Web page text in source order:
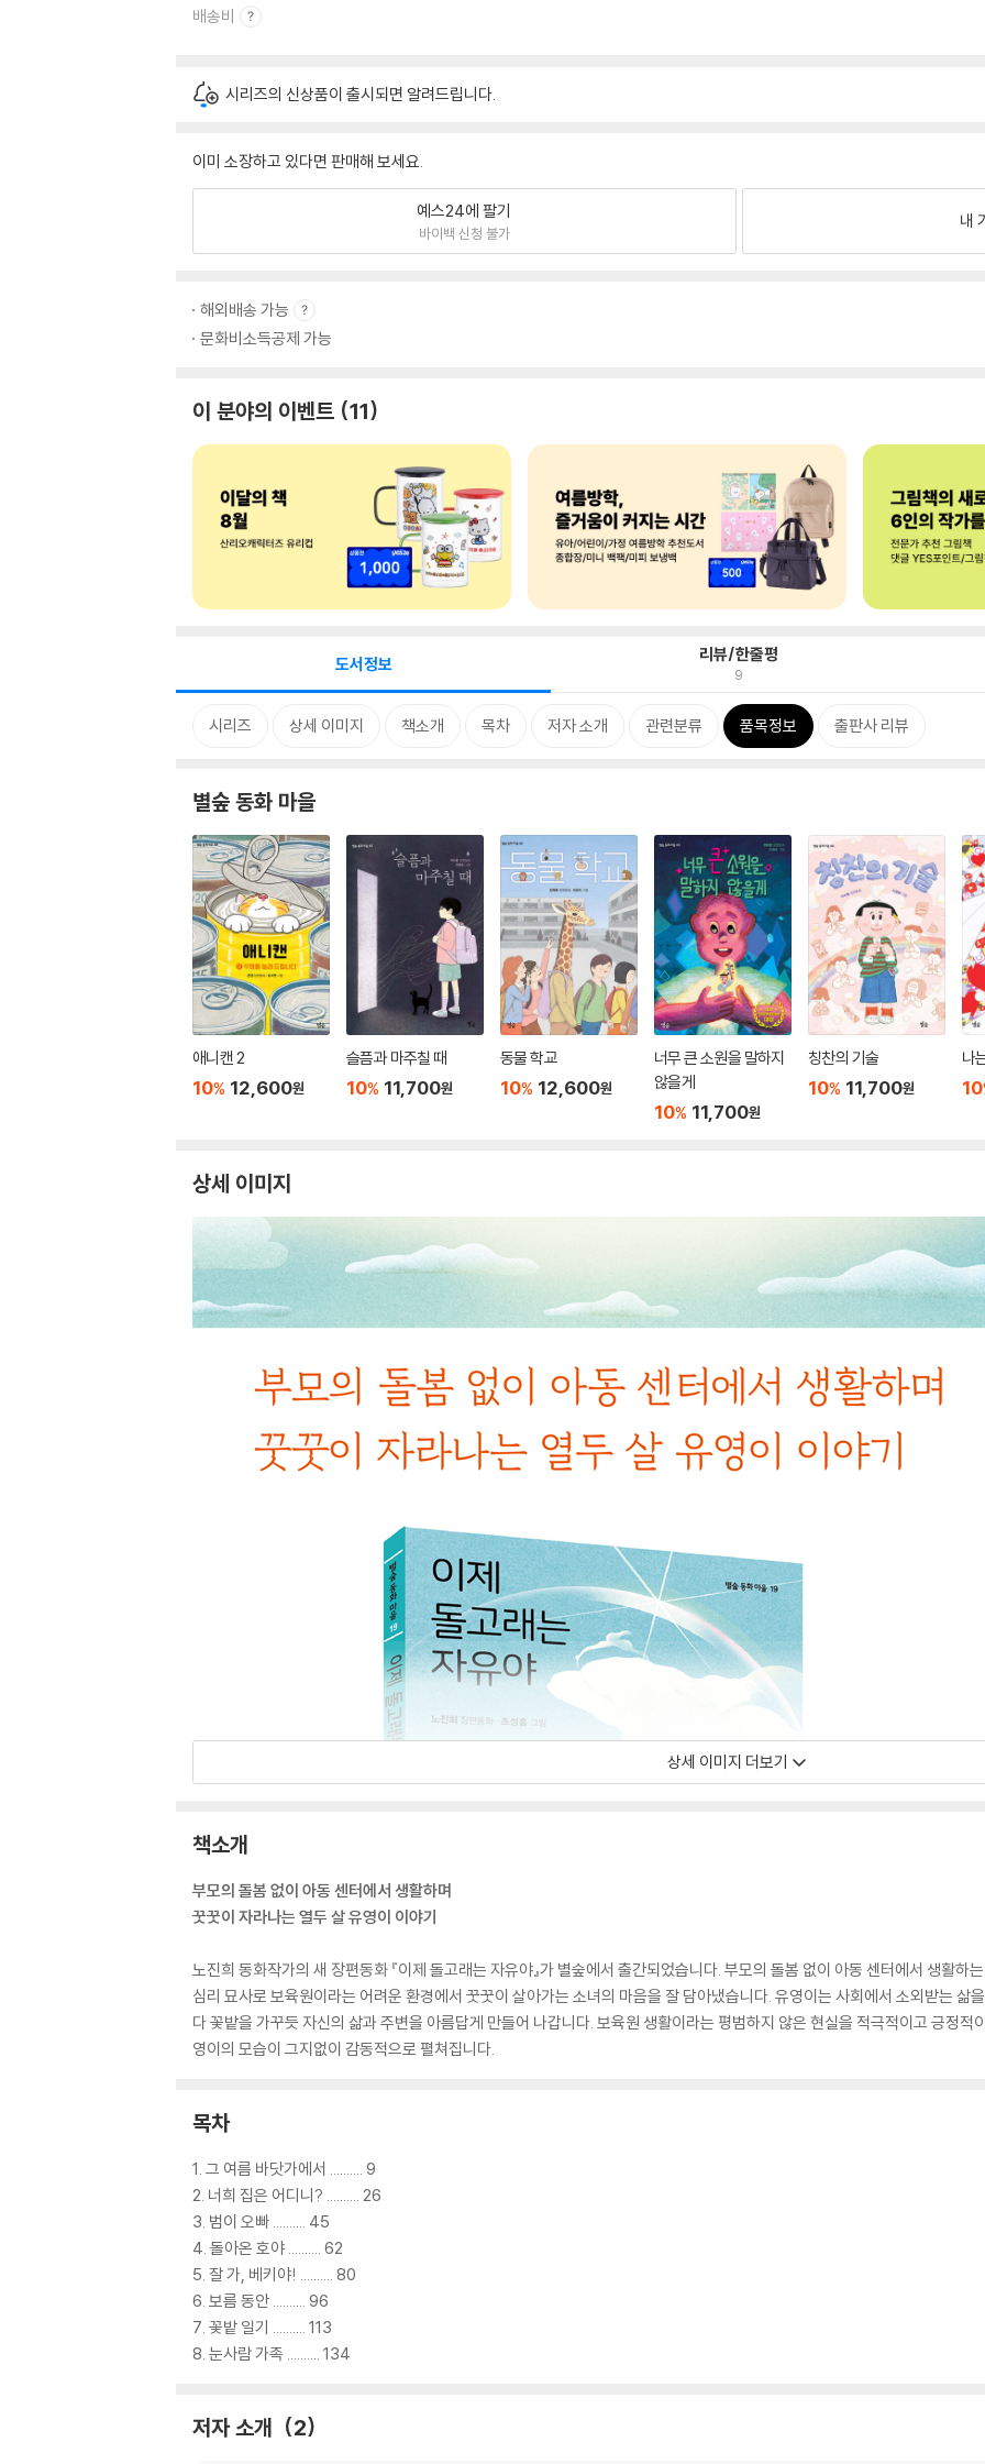
배송비
시리즈의 신상품이 출시되면 알려드립니다.
이미 소장하고 있다면 판매해 보세요.
예스24에 팔기
바이백 신청 불가
내
해외배송 가능
문화비소득공제 가능
이 분야의 이벤트 11
도서정보 리뷰/한줄평
9
시리즈 상세 이미지 책소개 목차 저자 소개 관련분류 품목정보 출판사 리뷰
별숲 동화 마을
애니캔 2
10% 12,600원
슬픔과 마주칠 때
10% 11,700원
동물 학교
10% 12,600원
너무 큰 소원을 말하지
않을게
10% 11,700원
칭찬의 기술
10% 11,700원
나
10
상세 이미지
상세 이미지 더보기
책소개
부모의 돌봄 없이 아동 센터에서 생활하며
꿋꿋이 자라나는 열두 살 유영이 이야기
노진희 동화작가의 새 장편동화 『이제 돌고래는 자유야』가 별숲에서 출간되었습니다. 부모의 돌봄 없이 아동 센터에서 생활하
심리 묘사로 보육원이라는 어려운 환경에서 꿋꿋이 살아가는 소녀의 마음을 잘 담아냈습니다. 유영이는 사회에서 소외받는 삶
다 꽃밭을 가꾸듯 자신의 삶과 주변을 아름답게 만들어 나갑니다. 보육원 생활이라는 평범하지 않은 현실을 적극적이고 긍정적
영이의 모습이 그지없이 감동적으로 펼쳐집니다.
목차
1. 그 여름 바닷가에서 .......... 9
2. 너희 집은 어디니? .......... 26
3. 범이 오빠 .......... 45
4. 돌아온 호야 .......... 62
5. 잘 가, 베키야! .......... 80
6. 보름 동안 .......... 96
7. 꽃밭 일기 .......... 113
8. 눈사람 가족 .......... 134
저자 소개 2